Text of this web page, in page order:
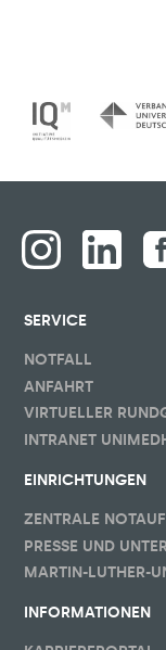
SERVICE
NOTFALL
ANFAHRT
VIRTUELLER
INTRANET
EINRICHTUNGEN
ZENTRALE
PRESSE UND
MARTIN-LUTHER-
INFORMATIONEN